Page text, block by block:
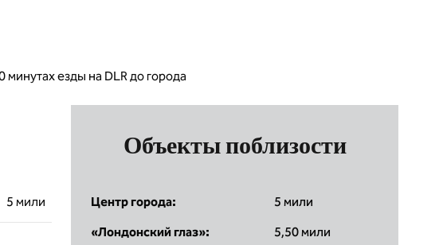
минутах езды на DLR до города
5 мили
Объекты поблизости
Центр города:
5 мили
«Лондонский глаз»:
5,50 мили